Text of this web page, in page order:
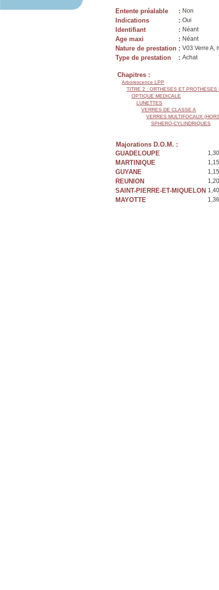
Entente préalable : Non
Indications : Oui
Identifiant : Néant
Age maxi : Néant
Nature de prestation : V03 Verre A,
Type de prestation : Achat
Chapitres :
Arborescence LPP
TITRE 2 : ORTHESES ET PROTHESES
OPTIQUE MEDICALE
LUNETTES
VERRES DE CLASSE A
VERRES MULTIFOCAUX
SPHERO-CYLINDRIQUES
Majorations D.O.M. :
GUADELOUPE
MARTINIQUE
GUYANE
REUNION
SAINT-PIERRE-ET-MIQUELON
MAYOTTE